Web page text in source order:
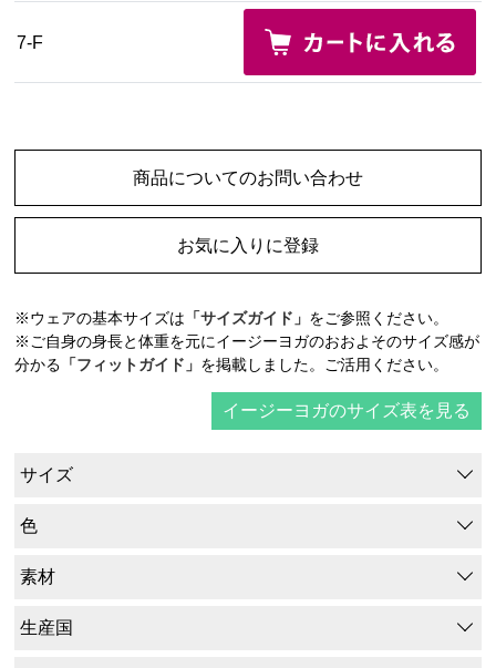
7-F
商品についてのお問い合わせ
お気に入りに登録
※ウェアの基本サイズは 「サイズガイド」 をご参照ください。
※ご自身の身長と体重を元にイージーヨガのおおよそのサイズ感が
分かる 「フィットガイド」 を掲載しました。ご活用ください。
イージーヨガのサイズ表を見る
サイズ
色
素材
生産国